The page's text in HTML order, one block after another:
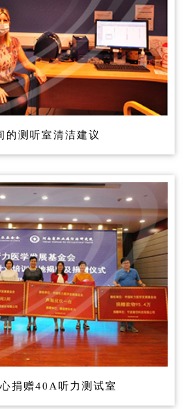
的测听室清洁建议
捐赠40A听力测试室